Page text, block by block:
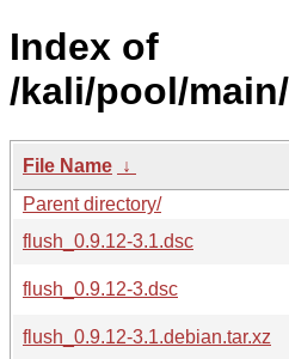
Index of
/kali/pool/
File Name ↓
Parent directory/
flush_0.9.12-3.1.dsc
flush_0.9.12-3.dsc
flush_0.9.12-3.1.debian.tar.xz